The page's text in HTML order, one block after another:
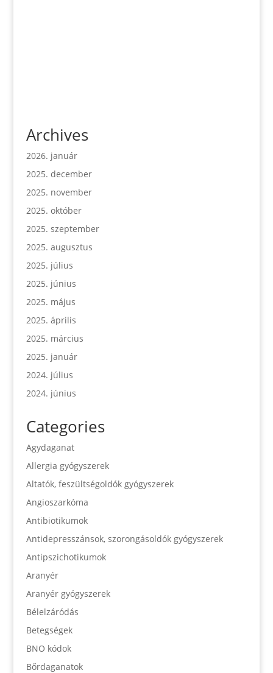
Archives
2026. január
2025. december
2025. november
2025. október
2025. szeptember
2025. augusztus
2025. július
2025. június
2025. május
2025. április
2025. március
2025. január
2024. július
2024. június
Categories
Agydaganat
Allergia gyógyszerek
Altatók, feszültségoldók gyógyszerek
Angioszarkóma
Antibiotikumok
Antidepresszánsok, szorongásoldók gyógyszerek
Antipszichotikumok
Aranyér
Aranyér gyógyszerek
Bélelzáródás
Betegségek
BNO kódok
Bőrdaganatok